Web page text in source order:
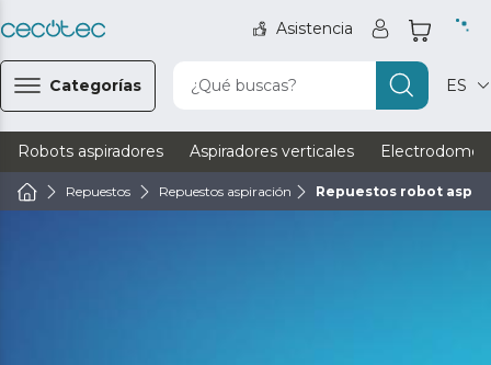
Asistencia
Categorías ¿Qué buscas? ES
Robots aspiradores Aspiradores verticales
Repuestos Repuestos aspiración Repuestos robot